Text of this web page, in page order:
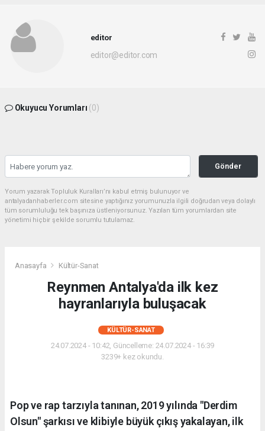
editor
editor@editor.com
Okuyucu Yorumları (0)
Gönder
Yorum yazarak Topluluk Kuralları’nı kabul etmiş bulunuyor ve
antalyadanhaberler.com sitesine yaptığınız yorumunuzla ilgili doğrudan veya dolaylı
tüm sorumluluğu tek başınıza üstleniyorsunuz. Yazılan tüm yorumlardan site
yönetimi hiçbir şekilde sorumlu tutulamaz.
Anasayfa Kültür-Sanat
Reynmen Antalya'da ilk kez
hayranlarıyla buluşacak
KÜLTÜR-SANAT
24.07.2024 - 10:42, Güncelleme: 24.07.2024 - 16:39
3239+ kez okundu.
Pop ve rap tarzıyla tanınan, 2019 yılında "Derdim
Olsun" şarkısı ve klibiyle büyük çıkış yakalayan, ilk